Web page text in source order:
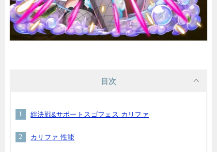
目次
絆決戦&サポートスゴフェス カリファ
カリファ 性能